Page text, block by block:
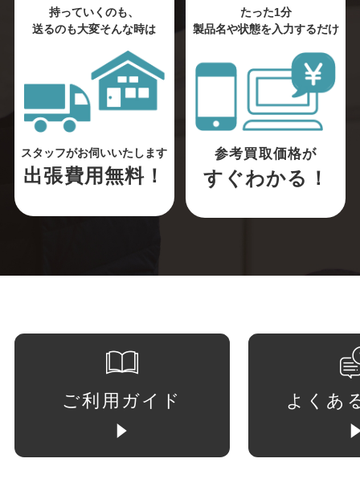
持っていくのも、
送るのも大変そんな時は
スタッフがお伺いいたします
出張費用無料！
たった1分
製品名や状態を入力するだけ
参考買取価格が
すぐわかる！
ご利用ガイド よくあ